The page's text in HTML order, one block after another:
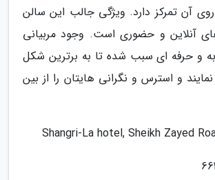
آن تمرکز دارد. ویژگی جالب این سالن
آنلاین و حضوری است. وجود مربیانی
و حرفه ای سبب شده تا به برترین شکل
و استرس و نگرانی هایتان را از بین